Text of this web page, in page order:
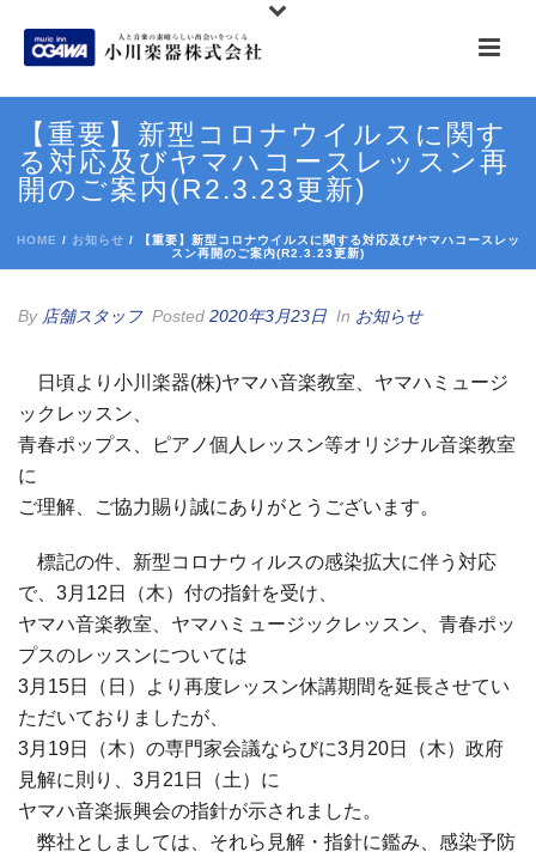
【重要】新型コロナウイルスに関す
る対応及びヤマハコースレッスン再
開のご案内(R2.3.23更新)
HOME / お知らせ / 【重要】新型コロナウイルスに関する対応及びヤマハコースレッ
スン再開のご案内(R2.3.23更新)
By 店舗スタッフ Posted 2020年3月23日 In お知らせ
日頃より小川楽器(株)ヤマハ音楽教室、ヤマハミュージ
ックレッスン、
青春ポップス、ピアノ個人レッスン等オリジナル音楽教室
に
ご理解、ご協力賜り誠にありがとうございます。
標記の件、新型コロナウィルスの感染拡大に伴う対応
で、3月12日（木）付の指針を受け、
ヤマハ音楽教室、ヤマハミュージックレッスン、青春ポッ
プスのレッスンについては
3月15日（日）より再度レッスン休講期間を延長させてい
ただいておりましたが、
3月19日（木）の専門家会議ならびに3月20日（木）政府
見解に則り、3月21日（土）に
ヤマハ音楽振興会の指針が示されました。
弊社としましては、それら見解・指針に鑑み、感染予防